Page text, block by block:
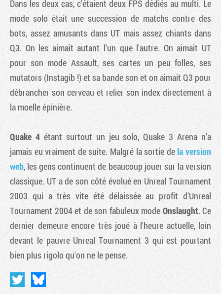
Dans les deux cas, c'étaient deux FPS dédiés au multi. Le
mode solo était une succession de matchs contre des
bots, assez amusants dans UT mais assez chiants dans
Q3. On les aimait autant l'un que l'autre. On aimait UT
pour son mode Assault, ses cartes un peu folles, ses
mutators (Instagib !) et sa bande son et on aimait Q3 pour
débrancher son cerveau et relier son index directement à
la moelle épinière.
Quake 4étant surtout un jeu solo,Quake 3 Arena n'a
jamais eu vraiment de suite. Malgré la sortie dela version
web, les gens continuent de beaucoup jouer sur la version
classique. UT a de son côté évolué en Unreal Tournament
2003 qui a très vite été délaissée au profit d'Unreal
Tournament 2004et de son fabuleux mode Onslaught. Ce
dernier demeure encore très joué à l'heure actuelle, loin
devant le pauvre Unreal Tournament 3 qui est pourtant
bien plus rigolo qu'on ne le pense.